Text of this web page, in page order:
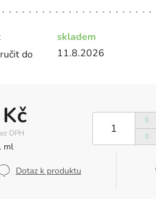
skladem
do
11.8.2026
DPH
ml
Dotaz k produktu